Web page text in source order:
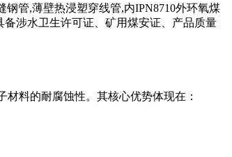
钢管,薄壁热浸塑穿线管,内IPN8710外环氧煤
涉水卫生许可证、矿用煤安证、产品质量
料的耐腐蚀性。其核心优势体现在：